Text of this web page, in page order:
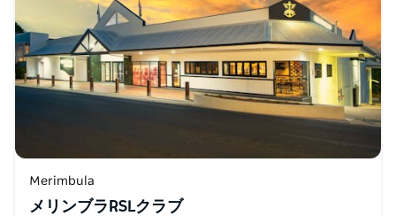
Merimbula
メリンブラRSLクラブ